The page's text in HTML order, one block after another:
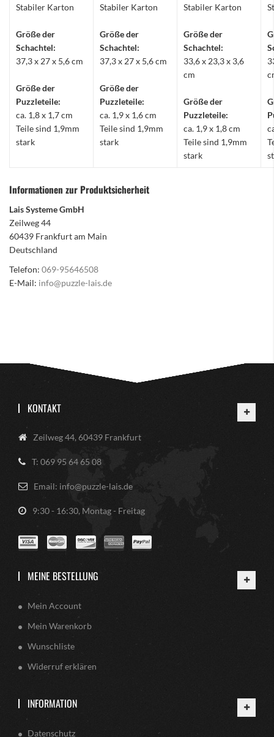
Stabiler Karton
Größe der
Schachtel:
37,3 x 27 x 5,6 cm
Größe der
Puzzleteile:
ca. 1,8 x 1,7 cm
Teile sind 1,9mm
stark
Stabiler Karton
Größe der
Schachtel:
37,3 x 27 x 5,6 cm
Größe der
Puzzleteile:
ca. 1,9 x 1,6 cm
Teile sind 1,9mm
stark
Stabiler Karton
Größe der
Schachtel:
33,6 x 23,3 x 3,6
cm
Größe der
Puzzleteile:
ca. 1,9 x 1,8 cm
Teile sind 1,9mm
stark
Informationen zur Produktsicherheit
Lais Systeme GmbH
Zeilweg 44
60439 Frankfurt am Main
Deutschland
Telefon: 069-95646508
E-Mail: info@puzzle-lais.de
KONTAKT
Zeilweg 44, 60439 Frankfurt
T: 069 95 64 65 08
Email: info@puzzle-lais.de
9:30 - 16:30, Montag - Freitag
MEINE BESTELLUNG
Mein Account
Mein Warenkorb
Wunschliste
Widerruf erklären
INFORMATION
Datenschutz